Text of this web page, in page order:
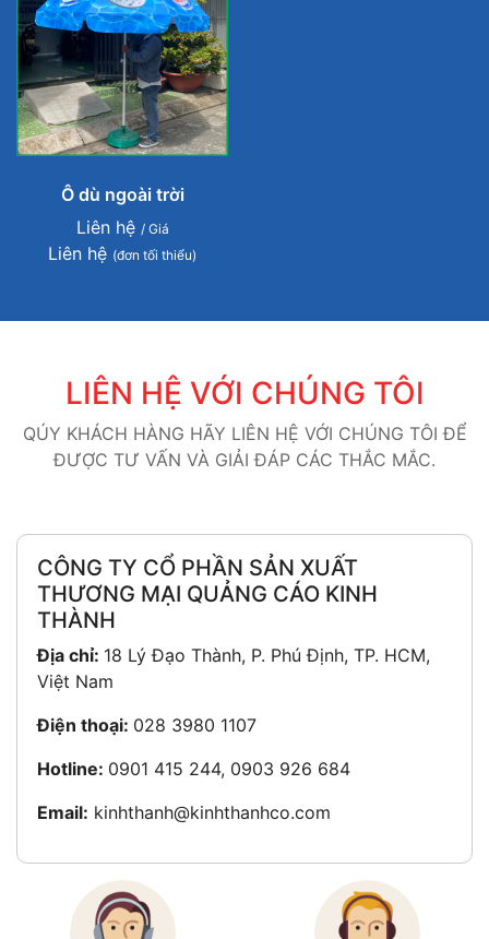
Ô dù ngoài trời
Liên hệ / Giá
Liên hệ (đơn tối thiểu)
LIÊN HỆ VỚI CHÚNG TÔI
QÚY KHÁCH HÀNG HÃY LIÊN HỆ VỚI CHÚNG TÔI ĐỂ
ĐƯỢC TƯ VẤN VÀ GIẢI ĐÁP CÁC THẮC MẮC.
CÔNG TY CỔ PHẦN SẢN XUẤT
THƯƠNG MẠI QUẢNG CÁO KINH
THÀNH
Địa chỉ: 18 Lý Đạo Thành, P. Phú Định, TP. HCM,
Việt Nam
Điện thoại: 028 3980 1107
Hotline: 0901 415 244, 0903 926 684
Email: kinhthanh@kinhthanhco.com